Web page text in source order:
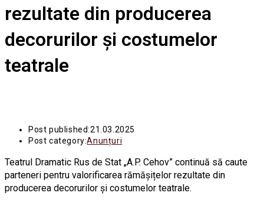
rezultate din producerea
decorurilor și costumelor
teatrale
Post published:21.03.2025
Post category:Anunțuri
Teatrul Dramatic Rus de Stat „A.P. Cehov” continuă să caute
parteneri pentru valorificarea rămășițelor rezultate din
producerea decorurilor și costumelor teatrale.